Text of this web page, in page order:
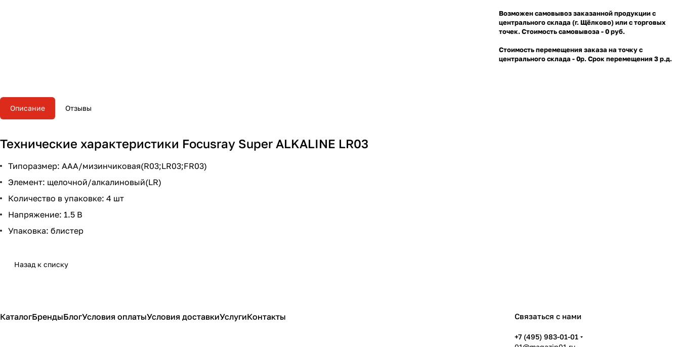
Возможен самовывоз заказанной продукции с
центрального склада (г. Щёлково) или с торговых
точек. Стоимость самовывоза - 0 руб.
Стоимость перемещения заказа на точку с
центрального склада - 0р. Срок перемещения 3 р.д.
Описание Отзывы
Технические характеристики Focusray Super ALKALINE LR03
Типоразмер: AAA/мизинчиковая(R03;LR03;FR03)
Элемент: щелочной/алкалиновый(LR)
Количество в упаковке: 4 шт
Напряжение: 1.5 В
Упаковка: блистер
Назад к списку
КаталогБрендыБлогУсловия оплатыУсловия доставкиУслугиКонтакты Связаться с нами
+7 (495) 983-01-01